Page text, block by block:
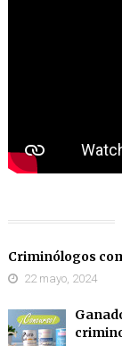
Criminólogos
22 mayo, 2024